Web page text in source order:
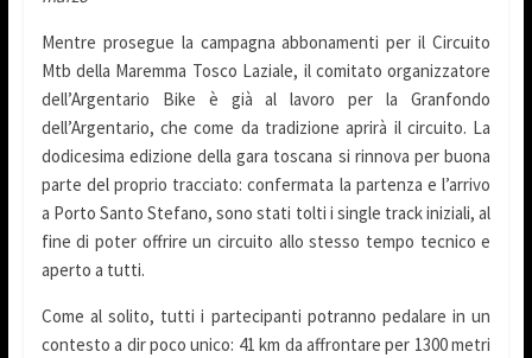
Mentre prosegue la campagna abbonamenti per il Circuito
Mtb della Maremma Tosco Laziale, il comitato organizzatore
dell’Argentario Bike è già al lavoro per la Granfondo
dell’Argentario, che come da tradizione aprirà il circuito. La
dodicesima edizione della gara toscana si rinnova per buona
parte del proprio tracciato: confermata la partenza e l’arrivo
a Porto Santo Stefano, sono stati tolti i single track iniziali, al
fine di poter offrire un circuito allo stesso tempo tecnico e
aperto a tutti.
Come al solito, tutti i partecipanti potranno pedalare in un
contesto a dir poco unico: 41 km da affrontare per 1300 metri